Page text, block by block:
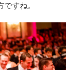
すね。